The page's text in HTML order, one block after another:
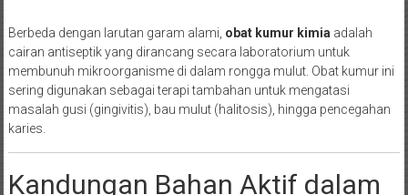
Berbeda dengan larutan garam alami, obat kumur kimiaadalah
cairan antiseptik yang dirancang secara laboratorium untuk
membunuh mikroorganisme di dalam rongga mulut. Obat kumur ini
sering digunakan sebagai terapi tambahan untuk mengatasi
masalah gusi (gingivitis), bau mulut (halitosis), hingga pencegahan
karies.
Kandungan Bahan Aktif dalam